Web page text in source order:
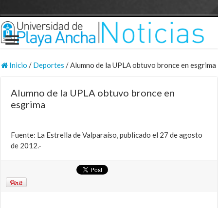
Inicio / Deportes /Alumno de la UPLA obtuvo bronce en esgrima
Alumno de la UPLA obtuvo bronce en
esgrima
Fuente: La Estrella de Valparaíso, publicado el 27 de agosto
de 2012.-